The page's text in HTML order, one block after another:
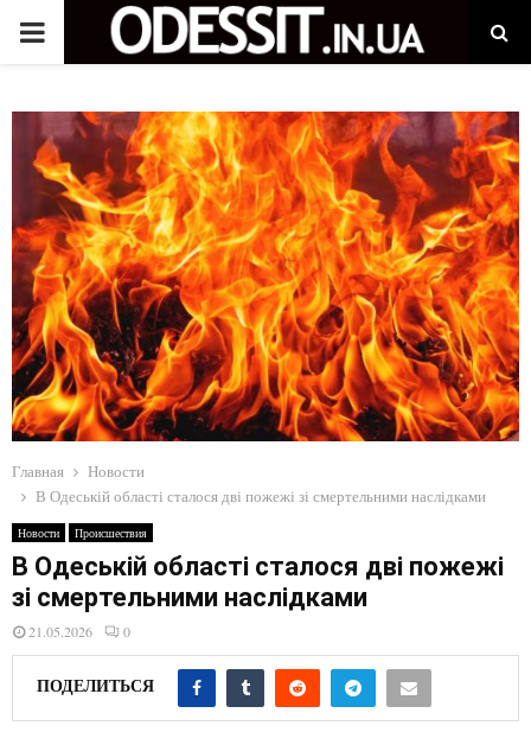
P
M
A
R
Y
M
E
N
U
Главная
Новости
В Одеській області сталося дві пожежі зі смертельними наслідками
Новости Происшествия
В Одеській області сталося дві пожежі
зі смертельними наслідками
21.05.2026 0
ПОДЕЛИТЬСЯ